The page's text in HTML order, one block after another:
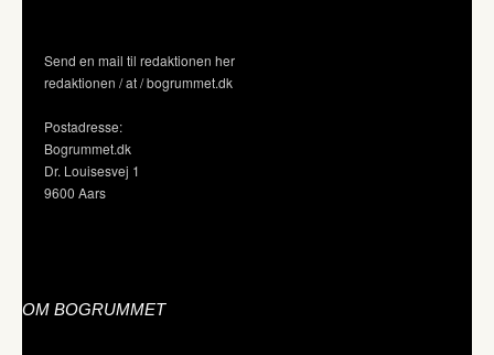
Send en mail til redaktionen her
redaktionen / at / bogrummet.dk
Postadresse:
Bogrummet.dk
Dr. Louisesvej 1
9600 Aars
OM BOGRUMMET